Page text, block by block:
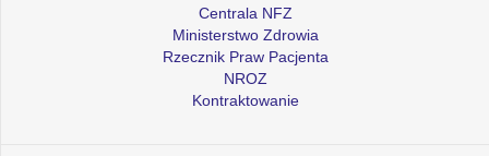
Centrala NFZ
Ministerstwo Zdrowia
Rzecznik Praw Pacjenta
NROZ
Kontraktowanie